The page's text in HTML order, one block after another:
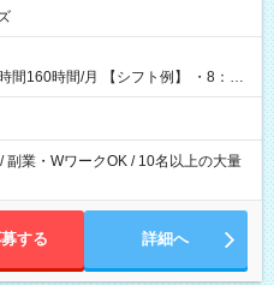
シフト例】 ・8：00
副業・WワークOK / 10名以上の大量
する 詳細へ